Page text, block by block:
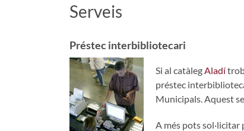
Serveis
Préstec interbibliotecari
Si al catàlegAladí
préstec
Municipals. Aquest
A més pots